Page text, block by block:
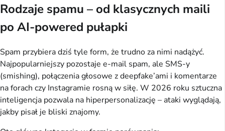
Rodzaje spamu – od klasycznych maili
po AI-powered pułapki
Spam przybiera dziś tyle form, że trudno za nimi nadążyć.
Najpopularniejszy pozostaje e-mail spam, ale SMS-y
(smishing), połączenia głosowe z deepfake’ami i komentarze
na forach czy Instagramie rosną w siłę. W 2026 roku sztuczna
inteligencja pozwala na hiperpersonalizację – ataki wyglądają,
jakby pisał je bliski znajomy.